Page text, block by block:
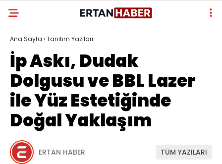
Ana Sayfa ›Tanıtım Yazıları
İp Askı, Dudak
Dolgusu ve BBL Lazer
ile Yüz Estetiğinde
Doğal Yaklaşım
ERTAN HABER TÜM YAZILARI